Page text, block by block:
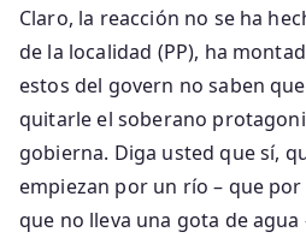
Claro, la reacción no se ha
de la localidad (PP), ha
estos del govern no saben
quitarle el soberano
gobierna. Diga usted que sí,
empiezan por un río – que
que no lleva una gota de agua